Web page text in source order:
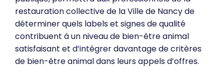
restauration collective de la Ville de Nancy de
déterminer quels labels et signes de qualité
contribuent à un niveau de bien-être animal
satisfaisant et d’intégrer davantage de critères
de bien-être animal dans leurs appels d’offres.